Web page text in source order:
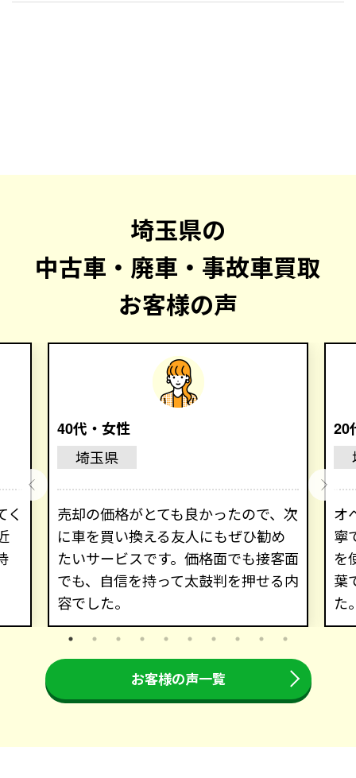
埼玉県の
中古車・廃車・事故車買取
お客様の声
く
40代・女性
埼玉県
売却の価格がとても良かったので、次
に車を買い換える友人にもぜひ勧め
たいサービスです。価格面でも接客面
でも、自信を持って太鼓判を押せる内
容でした。
20
オ
寧
を
葉
た
お客様の声一覧